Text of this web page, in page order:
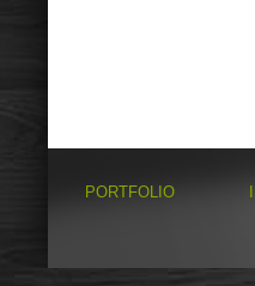
PORTFOLIO